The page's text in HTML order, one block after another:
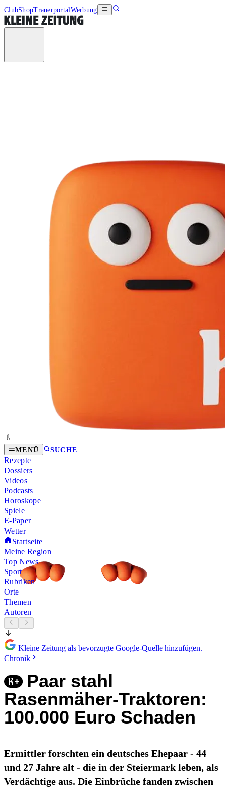
ClubShopTrauerportalWerbung
MENÜ SUCHE
Rezepte
Dossiers
Videos
Podcasts
Horoskope
Spiele
E-Paper
Wetter
Startseite
Meine Region
Top News
Sport
Rubriken
Orte
Themen
Autoren
Kleine Zeitung als bevorzugte Google-Quelle hinzufügen.
Chronik
Paar stahl
Rasenmäher-Traktoren:
100.000 Euro Schaden
Ermittler forschten ein deutsches Ehepaar - 44
und 27 Jahre alt - die in der Steiermark leben, als
Verdächtige aus. Die Einbrüche fanden zwischen